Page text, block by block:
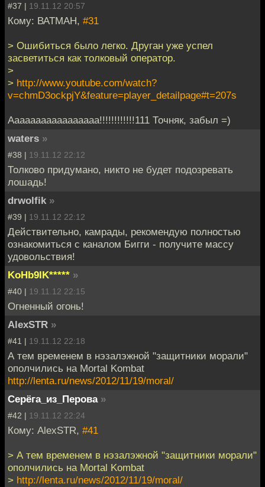
#37 | 19.11.12 20:57
Кому: ВАТМАН, #31
> Ошибиться было легко. Друган уже успел
засветиться как толковый оператор.
>
> http://www.youtube.com/watch?
v=chmD3ockpjY&feature=player_detailpage#t=207s
Ааааааааааааааааа!!!!!!!!!!!!111 Точняк, забыл =)
waters »
#38 | 19.11.12 22:12
Толково придумано, никто не будет подозревать
лошадь!
drwolfik »
#39 | 19.11.12 22:12
Действительно, камрады, рекомендую полностью
ознакомиться с каналом Бигги - получите массу
удовольствия!
KoHb9IK***** »
#40 | 19.11.12 22:15
Огненный огонь!
AlexSTR »
#41 | 19.11.12 22:18
А тем временем в нэзалэжной "защитники морали"
ополчились на Mortal Kombat
http://lenta.ru/news/2012/11/19/moral/
Серёга_из_Перова »
#42 | 19.11.12 22:24
Кому: AlexSTR, #41
> А тем временем в нэзалэжной "защитники морали"
ополчились на Mortal Kombat
> http://lenta.ru/news/2012/11/19/moral/